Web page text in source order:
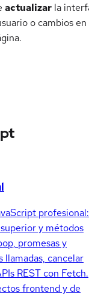
actualizar la
o cambios en
profesional:
y métodos
promesas y
llamadas, cancelar
REST con Fetch.
frontend y de